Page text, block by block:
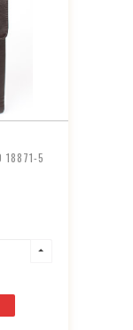
18871-5